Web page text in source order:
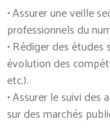
• Assurer une veille
professionnels du
• Rédiger des
évolution des
etc.).
• Assurer le suivi
sur des marchés